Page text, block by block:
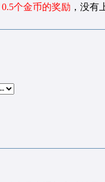
0.5个金币的奖励 ，没有